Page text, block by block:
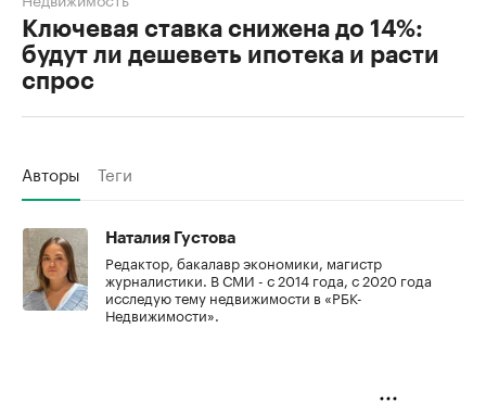
Ключевая ставка снижена до 14%:
будут ли дешеветь ипотека и расти
спрос
Авторы Теги
Наталия Густова
Редактор, бакалавр экономики, магистр
журналистики. В СМИ - с 2014 года, с 2020 года
исследую тему недвижимости в «РБК-
Недвижимости».